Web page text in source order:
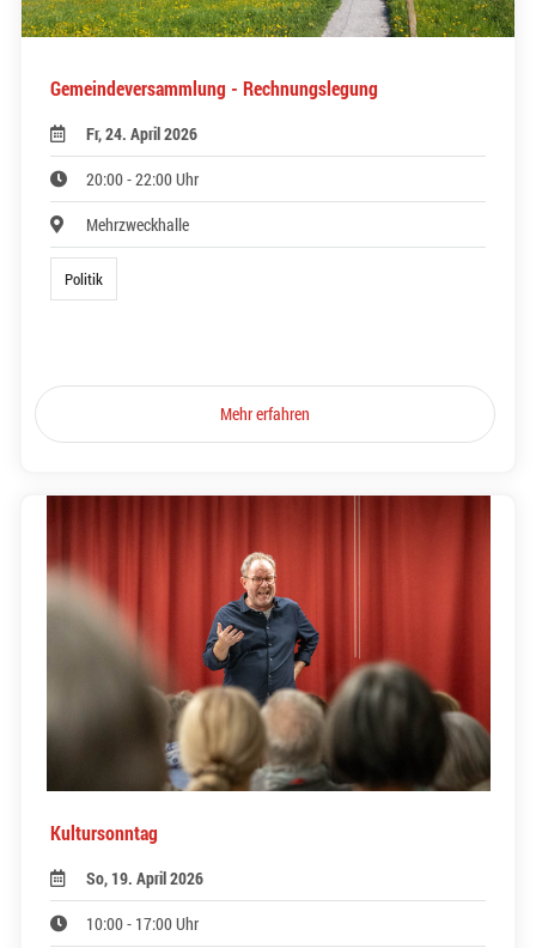
Gemeindeversammlung - Rechnungslegung
Fr, 24. April 2026
20:00 - 22:00 Uhr
Mehrzweckhalle
Politik
Mehr erfahren
Kultursonntag
So, 19. April 2026
10:00 - 17:00 Uhr